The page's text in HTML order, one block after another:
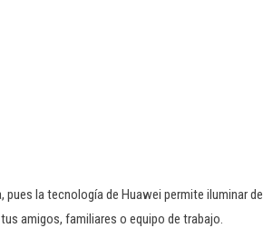
la tecnología de Huawei permite iluminar de
amigos, familiares o equipo de trabajo.